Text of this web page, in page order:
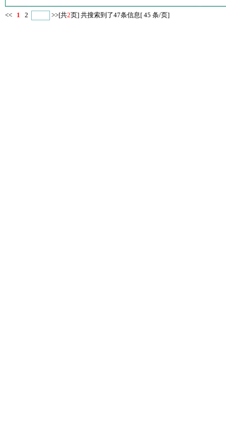
<< 1 2 >>[共2页] 共搜索到了47条信息[ 45 条/页]